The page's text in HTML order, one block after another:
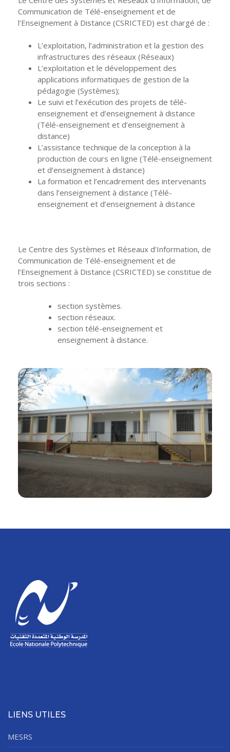
Classes Préparatoires
Programmes Pédagogiques
Formations assurées
Stages
Diplômes
Imprimés des œuvres Sociales
Imprimes de post graduation
Charte de Déontologie et D’éthique Universitaires
Communication de Télé-enseignement et de
l’Enseignement à Distance (CSRICTED) est chargé de :
L’exploitation, l’administration et la gestion des
infrastructures des réseaux (Réseaux)
L’exploitation et le développement des
applications informatiques de gestion de la
pédagogie (Systèmes);
Le suivi et l’exécution des projets de télé-
enseignement et d’enseignement à distance
(Télé-enseignement et d’enseignement à
distance)
L’assistance technique de la conception à la
production de cours en ligne (Télé-enseignement
et d’enseignement à distance)
La formation et l’encadrement des intervenants
dans l’enseignement à distance (Télé-
enseignement et d’enseignement à distance
Le Centre des Systèmes et Réseaux d’Information, de
Communication de Télé-enseignement et de
l’Enseignement à Distance (CSRICTED) se constitue de
trois sections :
section systèmes.
section réseaux.
section télé-enseignement et
enseignement à distance.
LIENS UTILES
MESRS